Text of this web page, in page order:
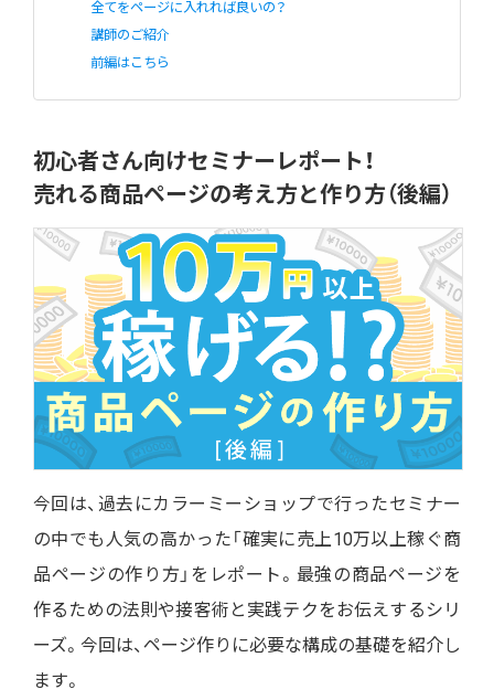
全てをページに入れれば良いの？
講師のご紹介
前編はこちら
初心者さん向けセミナーレポート！
売れる商品ページの考え方と作り方（後編）
今回は、過去にカラーミーショップで行ったセミナー
の中でも人気の高かった「確実に売上10万以上稼ぐ商
品ページの作り方」をレポート。最強の商品ページを
作るための法則や接客術と実践テクをお伝えするシリ
ーズ。今回は、ページ作りに必要な構成の基礎を紹介し
ます。